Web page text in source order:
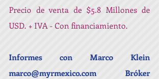
Precio de venta de $5.8 Millones de
USD. + IVA - Con financiamiento.
marco@myrmexico.com Bróker